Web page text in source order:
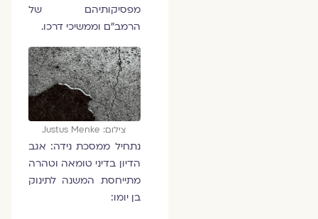
מפסיקותיהם של
הרמב"ם וממשיכי דרכו.
צילום: Justus Menke
נתחיל ממסכת נידה: אגב
הדיון בדיני טומאה וטהרה
מתייחסת המשנה לתינוק
בן יומו: